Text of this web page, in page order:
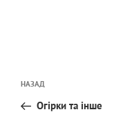
записів
Попередній
запис:
НАЗАД
Огірки та інше